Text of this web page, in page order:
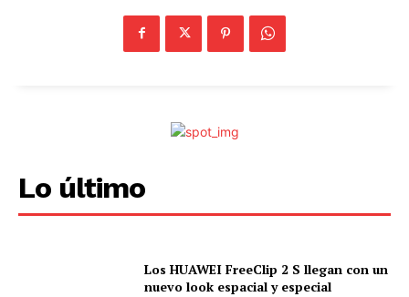
Lo último
Los HUAWEI FreeClip 2 S llegan con un
nuevo look espacial y especial